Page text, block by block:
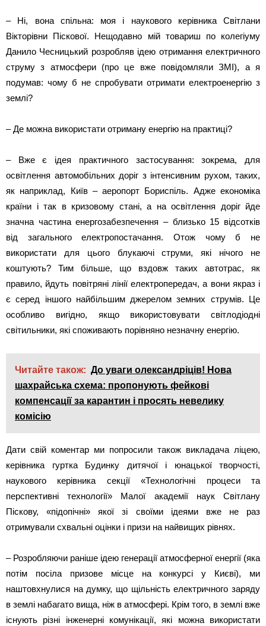
– Ні, вона спільна: моя і наукового керівника Світлани
Вікторівни Піскової. Нещодавно мій товариш по колегіуму
Данило Чесницький розробляв ідею отримання електричного
струму з атмосфери (про це вже повідомляли ЗМІ), а я
подумав: чому б не спробувати отримати електроенергію з
землі?
– Де можна використати отриману енергію на практиці?
– Вже є ідея практичного застосування: зокрема, для
освітлення автомобільних доріг з інтенсивним рухом, таких,
як наприклад, Київ – аеропорт Бориспіль. Адже економіка
країни і так в кризовому стані, а на освітлення доріг йде
значна частина енергозабезпечення – близько 15 відсотків
від загального електропостачання. Отож чому б не
використати для цього блукаючі струми, які нічого не
коштують? Тим більше, що вздовж таких автотрас, як
правило, йдуть повітряні лінії електропередач, а вони якраз і
є серед іншого найбільшим джерелом земних струмів. Це
особливо вигідно, якщо використовувати світлодіодні
світильники, які споживають порівняно незначну енергію.
Читайте також: До уваги олександріців! Нова
шахрайська схема: пропонують фейкові
компенсації за карантин і просять невелику
комісію
Дати свій коментар ми попросили також викладача ліцею,
керівника гуртка Будинку дитячої і юнацької творчості,
наукового керівника секції «Технологічні процеси та
перспективні технології» Малої академії наук Світлану
Піскову, «підопічні» якої зі своїми ідеями вже не раз
отримували схвальні оцінки і призи на найвищих рівнях.
– Розробляючи раніше ідею генерації атмосферної енергії (яка
потім посіла призове місце на конкурсі у Києві), ми
наштовхнулися на думку, що щільність електричного заряду
в землі набагато вища, ніж в атмосфері. Крім того, в землі вже
існують різні інженерні комунікації, які можна використати